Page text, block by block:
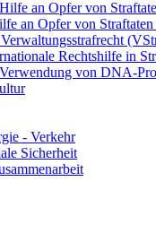
an Opfer von
an Opfer von
Verwaltungsstrafrecht
Rechtshilfe in
von DNA-
- Verkehr
Sicherheit